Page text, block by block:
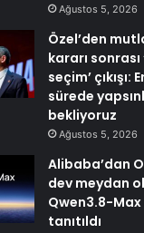
Ağustos 5, 2026
Özel’den
kararı sonrası
seçim’ çıkışı:
sürede
bekliyoruz
Ağustos 5, 2026
Alibaba’dan
dev meydan
Qwen3.8-
tanıtıldı